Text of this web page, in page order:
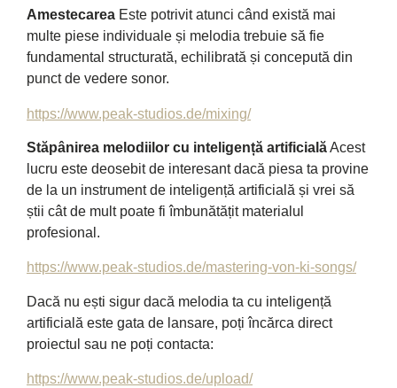
Amestecarea Este potrivit atunci când există mai
multe piese individuale și melodia trebuie să fie
fundamental structurată, echilibrată și concepută din
punct de vedere sonor.
https://www.peak-studios.de/mixing/
Stăpânirea melodiilor cu inteligență artificialăAcest
lucru este deosebit de interesant dacă piesa ta provine
de la un instrument de inteligență artificială și vrei să
știi cât de mult poate fi îmbunătățit materialul
profesional.
https://www.peak-studios.de/mastering-von-ki-songs/
Dacă nu ești sigur dacă melodia ta cu inteligență
artificială este gata de lansare, poți încărca direct
proiectul sau ne poți contacta:
https://www.peak-studios.de/upload/